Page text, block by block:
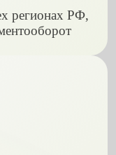
регионах РФ,